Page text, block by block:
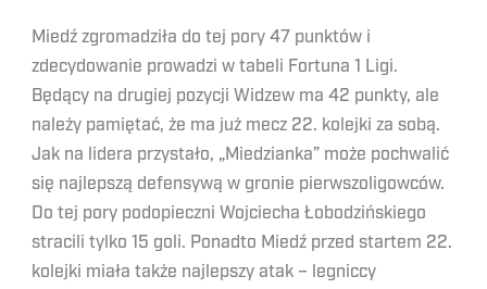
Miedź zgromadziła do tej pory 47 punktów i
zdecydowanie prowadzi w tabeli Fortuna 1 Ligi.
Będący na drugiej pozycji Widzew ma 42 punkty, ale
należy pamiętać, że ma już mecz 22. kolejki za sobą.
Jak na lidera przystało, „Miedzianka” może pochwalić
się najlepszą defensywą w gronie pierwszoligowców.
Do tej pory podopieczni Wojciecha Łobodzińskiego
stracili tylko 15 goli. Ponadto Miedź przed startem 22.
kolejki miała także najlepszy atak – legniccy